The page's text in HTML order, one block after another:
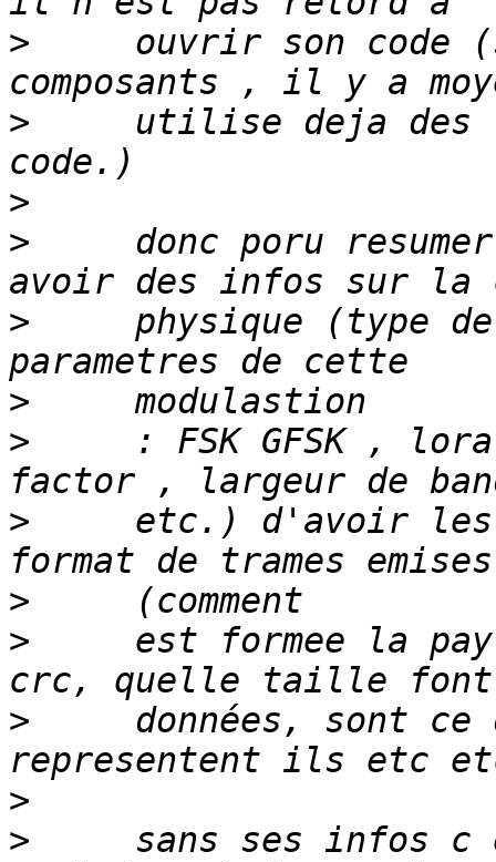
>
ouvrir son code
>
utilise deja des
>
>
donc poru
>
physique (type
>
>
: FSK GFSK ,
>
etc.) d'avoir
>
>
est formee la
>
données, sont ce
>
>
sans ses infos c